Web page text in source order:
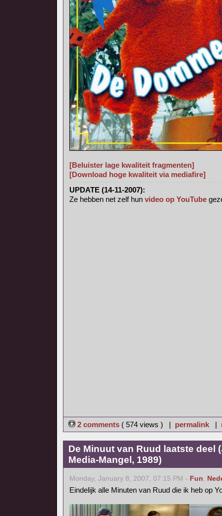
[Beluister lage kwaliteit fragmenten]
[Download hoge kwaliteit via mediafire]
UPDATE (14-11-2007):
Ze hebben net zelf hun video op YouTube
2 comments ( 574 views ) | permalink |
De Minuut van Ruud laatste deel
Media-Mangel, 1989)
Monday, January 8, 2007, 07:15 PM - Fun,
Eindelijk alle Minuten van Ruud die ik heb op